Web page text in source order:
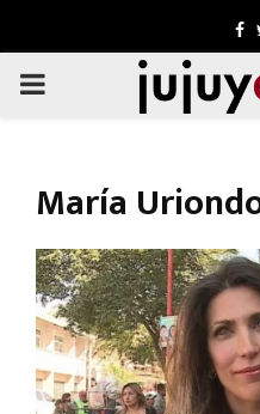
PRIMARY
María